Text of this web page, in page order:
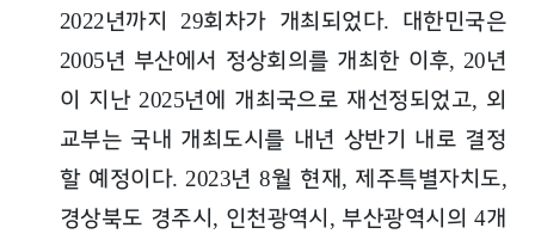
2022년까지29회차가 개최되었다. 대한민국은
2005년 부산에서 정상회의를 개최한 이후, 20년
이 지난2025년에 개최국으로 재선정되었고, 외
교부는 국내 개최도시를 내년 상반기 내로 결정
할 예정이다. 2023년8월 현재, 제주특별자치도,
경상북도 경주시, 인천광역시, 부산광역시의4개